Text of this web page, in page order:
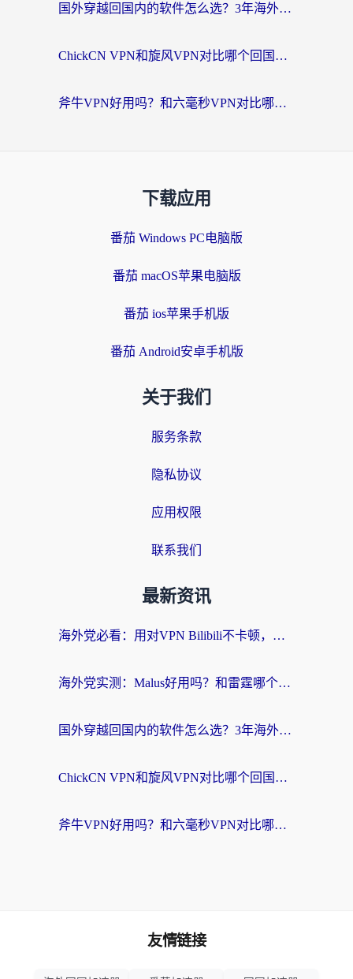
国外穿越回国内的软件怎么选？3年海外党亲测实用指南，告别地域限制
ChickCN VPN和旋风VPN对比哪个回国效果更好？海外党实测回国内网神器指南
斧牛VPN好用吗？和六毫秒VPN对比哪个回国效果更好？海外党亲测实用指南
下载应用
番茄 Windows PC电脑版
番茄 macOS苹果电脑版
番茄 ios苹果手机版
番茄 Android安卓手机版
关于我们
服务条款
隐私协议
应用权限
联系我们
最新资讯
海外党必看：用对VPN Bilibili不卡顿，英国玩国内游戏也丝滑——2026回国加速器选择指南
海外党实测：Malus好用吗？和雷霆哪个好？+ 3款热门加速器深度对比
国外穿越回国内的软件怎么选？3年海外党亲测实用指南，告别地域限制
ChickCN VPN和旋风VPN对比哪个回国效果更好？海外党实测回国内网神器指南
斧牛VPN好用吗？和六毫秒VPN对比哪个回国效果更好？海外党亲测实用指南
友情链接